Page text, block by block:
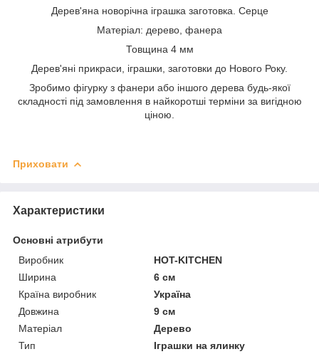
Дерев'яна новорічна іграшка заготовка. Серце
Матеріал: дерево, фанера
Товщина 4 мм
Дерев'яні прикраси, іграшки, заготовки до Нового Року.
Зробимо фігурку з фанери або іншого дерева будь-якої
складності під замовлення в найкоротші терміни за вигідною
ціною.
Приховати
Характеристики
Основні атрибути
Виробник
HOT-KITCHEN
Ширина
6 см
Країна виробник
Україна
Довжина
9 см
Матеріал
Дерево
Тип
Іграшки на ялинку